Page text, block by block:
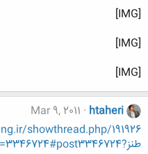
[IMG]
[IMG]
[IMG]
htaheri
Mar 9, 2011
طنز?p=3346724#post3346724